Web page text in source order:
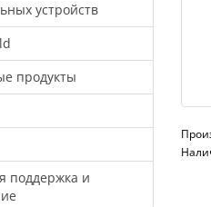
устройств
продукты
поддержка и